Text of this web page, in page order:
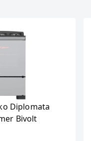
Diplomata
Bivolt